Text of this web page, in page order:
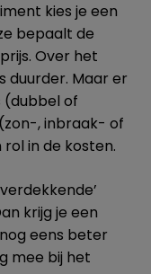
kies je een
bepaalt de
Over het
duurder. Maar er
(dubbel of
, inbraak- of
in de kosten.
krijg je een
eens beter
mee bij het